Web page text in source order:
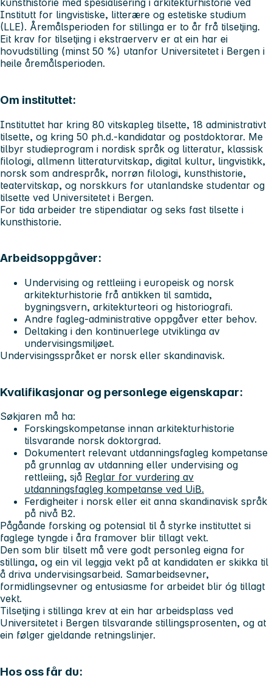
kunsthistorie med spesialisering i arkitekturhistorie ved
Institutt for lingvistiske, litterære og estetiske studium
(LLE). Åremålsperioden for stillinga er to år frå tilsetjing.
Eit krav for tilsetjing i ekstraerverv er at ein har ei
hovudstilling (minst 50 %) utanfor Universitetet i Bergen i
heile åremålsperioden.
Om instituttet:
Instituttet har kring 80 vitskapleg tilsette, 18 administrativt
tilsette, og kring 50 ph.d.-kandidatar og postdoktorar. Me
tilbyr studieprogram i nordisk språk og litteratur, klassisk
filologi, allmenn litteraturvitskap, digital kultur, lingvistikk,
norsk som andrespråk, norrøn filologi, kunsthistorie,
teatervitskap, og norskkurs for utanlandske studentar og
tilsette ved Universitetet i Bergen.
For tida arbeider tre stipendiatar og seks fast tilsette i
kunsthistorie.
Arbeidsoppgåver:
Undervising og rettleiing i europeisk og norsk
arkitekturhistorie frå antikken til samtida,
bygningsvern, arkitekturteori og historiografi.
Andre fagleg-administrative oppgåver etter behov.
Deltaking i den kontinuerlege utviklinga av
undervisingsmiljøet.
Undervisingsspråket er norsk eller skandinavisk.
Kvalifikasjonar og personlege eigenskapar:
Søkjaren må ha:
Forskingskompetanse innan arkitekturhistorie
tilsvarande norsk doktorgrad.
Dokumentert relevant utdanningsfagleg kompetanse
på grunnlag av utdanning eller undervising og
rettleiing, sjå Reglar for vurdering av
utdanningsfagleg kompetanse ved UiB.
Ferdigheiter i norsk eller eit anna skandinavisk språk
på nivå B2.
Pågåande forsking og potensial til å styrke instituttet si
faglege tyngde i åra framover blir tillagt vekt.
Den som blir tilsett må vere godt personleg eigna for
stillinga, og ein vil leggja vekt på at kandidaten er skikka til
å driva undervisingsarbeid. Samarbeidsevner,
formidlingsevner og entusiasme for arbeidet blir óg tillagt
vekt.
Tilsetjing i stillinga krev at ein har arbeidsplass ved
Universitetet i Bergen tilsvarande stillingsprosenten, og at
ein følger gjeldande retningslinjer.
Hos oss får du: